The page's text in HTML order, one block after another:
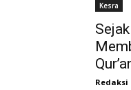
Kesra
Redaksi